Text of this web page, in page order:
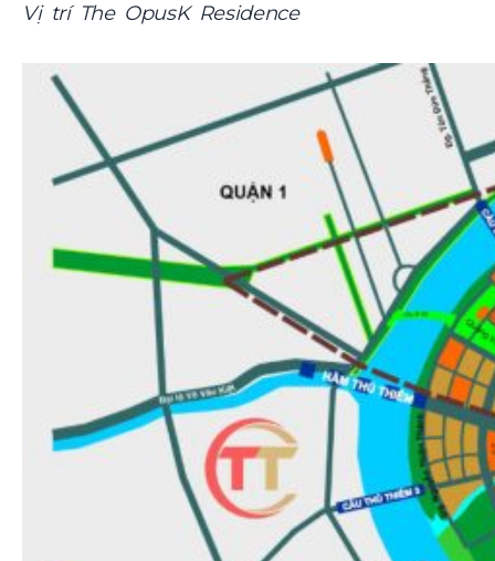
Vị trí The OpusK Residence